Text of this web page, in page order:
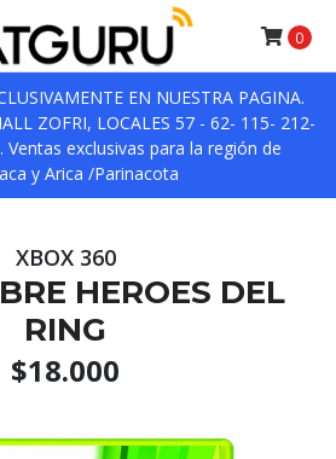
EN NUESTRA PAGINA.
ZOFRI, LOCALES 57 - 62- 115- 212-
Ventas exclusivas para la región de
y Arica /Parinacota
0
XBOX 360
HEROES DEL
RING
$18.000